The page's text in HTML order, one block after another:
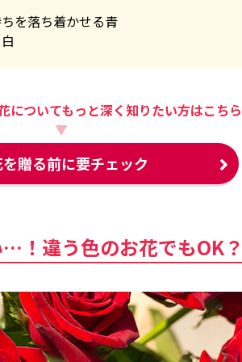
を落ち着かせる青
についてもっと深く知りたい方はこち
▼
贈る前に要チェック
…！違う色のお花でもOK